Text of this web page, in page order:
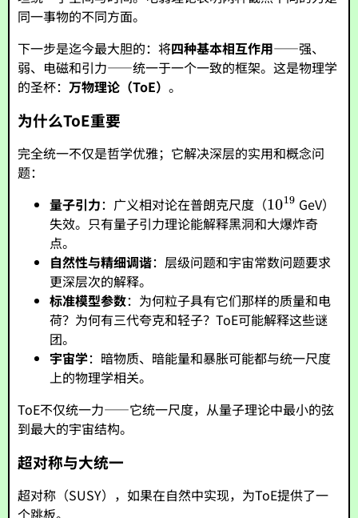
同一事物的不同方面。
下一步是迄今最大胆的：将四种基本相互作用——强、
弱、电磁和引力——统一于一个一致的框架。这是物理学
的圣杯：万物理论（ToE）。
为什么ToE重要
完全统一不仅是哲学优雅；它解决深层的实用和概念问
题：
量子引力：广义相对论在普朗克尺度（
GeV）
失效。只有量子引力理论能解释黑洞和大爆炸奇
点。
自然性与精细调谐：层级问题和宇宙常数问题要求
更深层次的解释。
标准模型参数：为何粒子具有它们那样的质量和电
荷？为何有三代夸克和轻子？ToE可能解释这些谜
团。
宇宙学：暗物质、暗能量和暴胀可能都与统一尺度
上的物理学相关。
ToE不仅统一力——它统一尺度，从量子理论中最小的弦
到最大的宇宙结构。
超对称与大统一
超对称（SUSY），如果在自然中实现，为ToE提供了一
个跳板。